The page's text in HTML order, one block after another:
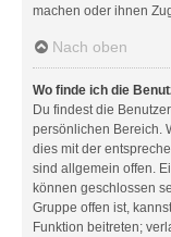
machen oder ihnen
Nach oben
Wo finde ich die
Du findest die
persönlichen Bereich.
dies mit der
sind allgemein offen.
können geschlossen
Gruppe offen ist,
Funktion beitreten;